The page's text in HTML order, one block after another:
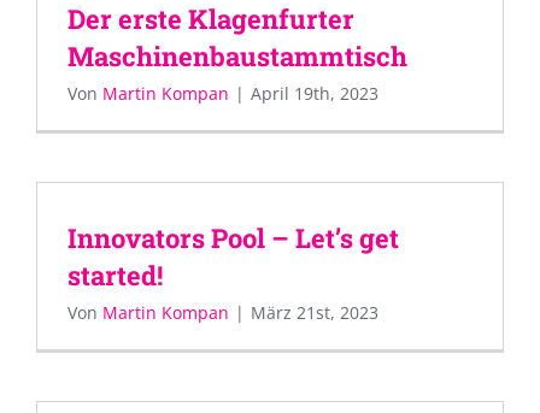
Der erste Klagenfurter
Maschinenbaustammtisch
Von Martin Kompan | April 19th, 2023
Innovators Pool – Let’s get
started!
Von Martin Kompan | März 21st, 2023